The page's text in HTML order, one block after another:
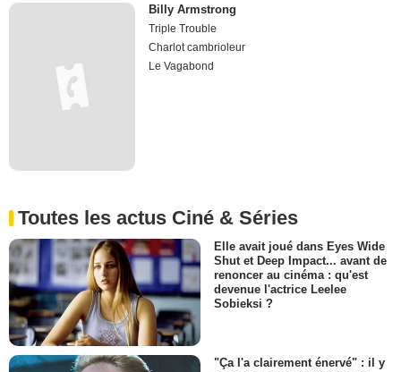
Billy Armstrong
Triple Trouble
Charlot cambrioleur
Le Vagabond
Toutes les actus Ciné & Séries
Elle avait joué dans Eyes Wide
Shut et Deep Impact... avant de
renoncer au cinéma : qu'est
devenue l'actrice Leelee
Sobieksi ?
"Ça l'a clairement énervé" : il y